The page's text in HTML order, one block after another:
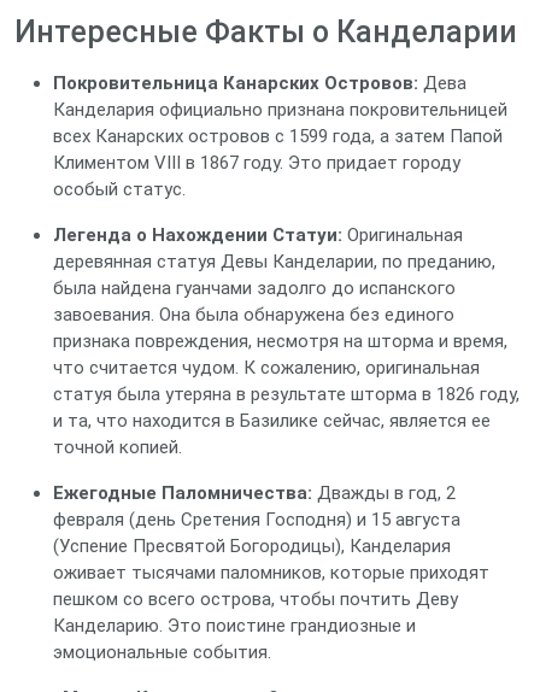
Интересные Факты о Канделарии
Покровительница Канарских Островов: Дева
Канделария официально признана покровительницей
всех Канарских островов с 1599 года, а затем Папой
Климентом VIII в 1867 году. Это придает городу
особый статус.
Легенда о Нахождении Статуи: Оригинальная
деревянная статуя Девы Канделарии, по преданию,
была найдена гуанчами задолго до испанского
завоевания. Она была обнаружена без единого
признака повреждения, несмотря на шторма и время,
что считается чудом. К сожалению, оригинальная
статуя была утеряна в результате шторма в 1826 году,
и та, что находится в Базилике сейчас, является ее
точной копией.
Ежегодные Паломничества: Дважды в год, 2
февраля (день Сретения Господня) и 15 августа
(Успение Пресвятой Богородицы), Канделария
оживает тысячами паломников, которые приходят
пешком со всего острова, чтобы почтить Деву
Канделарию. Это поистине грандиозные и
эмоциональные события.